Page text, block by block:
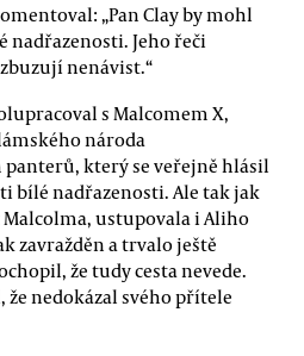
„Pan Clay by mohl
nadřazenosti. Jeho řeči
nenávist.“
s Malcomem X,
národa
který se veřejně hlásil
bílé nadřazenosti. Ale tak jak
ustupovala i Aliho
zavražděn a trvalo ještě
že tudy cesta nevede.
že nedokázal svého přítele